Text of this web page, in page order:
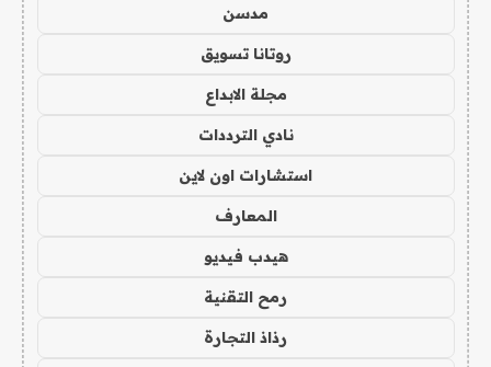
مدسن
روتانا تسويق
مجلة الابداع
نادي الترددات
استشارات اون لاين
المعارف
هيدب فيديو
رمح التقنية
رذاذ التجارة